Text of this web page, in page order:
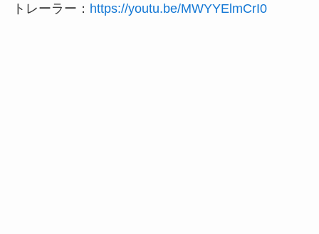
トレーラー： https://youtu.be/MWYYElmCrI0